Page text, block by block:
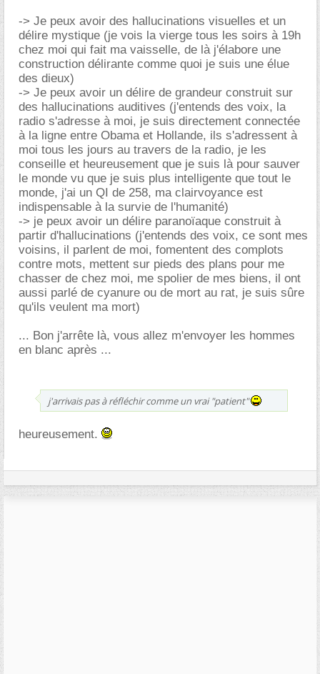
-> Je peux avoir des hallucinations visuelles et un
délire mystique (je vois la vierge tous les soirs à 19h
chez moi qui fait ma vaisselle, de là j'élabore une
construction délirante comme quoi je suis une élue
des dieux)
-> Je peux avoir un délire de grandeur construit sur
des hallucinations auditives (j'entends des voix, la
radio s'adresse à moi, je suis directement connectée
à la ligne entre Obama et Hollande, ils s'adressent à
moi tous les jours au travers de la radio, je les
conseille et heureusement que je suis là pour sauver
le monde vu que je suis plus intelligente que tout le
monde, j'ai un QI de 258, ma clairvoyance est
indispensable à la survie de l'humanité)
-> je peux avoir un délire paranoïaque construit à
partir d'hallucinations (j'entends des voix, ce sont mes
voisins, il parlent de moi, fomentent des complots
contre mots, mettent sur pieds des plans pour me
chasser de chez moi, me spolier de mes biens, il ont
aussi parlé de cyanure ou de mort au rat, je suis sûre
qu'ils veulent ma mort)
... Bon j'arrête là, vous allez m'envoyer les hommes
en blanc après ...
j'arrivais pas à réfléchir comme un vrai "patient"
heureusement.